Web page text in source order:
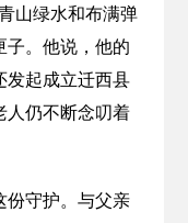
山绿水和布满弹
子。他说，他的
发起成立迁西县
人仍不断念叨着
守护。与父亲